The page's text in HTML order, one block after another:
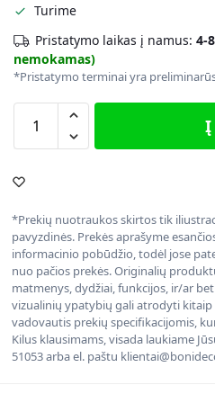
Turime
Pristatymo laikas į namus: 4-
nemokamas)
*Pristatymo terminai yra
Į
*Prekių nuotraukos skirtos tik
pavyzdinės. Prekės aprašyme
informacinio pobūdžio, todėl jose
nuo pačios prekės. Originalių
matmenys, dydžiai, funkcijos, ir/ar
vizualinių ypatybių gali atrodyti
vadovautis prekių specifikacijomis,
Kilus klausimams, visada laukiame
51053 arba el. paštu